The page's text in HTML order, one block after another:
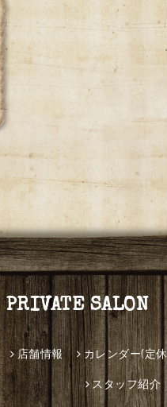
PRIVATE
店舗情報 カレンダー(定
スタッフ紹介